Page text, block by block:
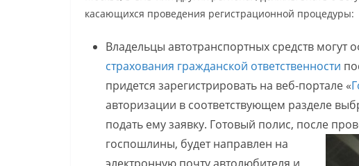
касающихся проведения регистрационной процедуры:
Владельцы автотранспортных средств могут
страхования гражданской ответственности
придется зарегистрировать на веб-портале «
авторизации в соответствующем разделе
подать ему заявку. Готовый полис, после
госпошлины, будет направлен на